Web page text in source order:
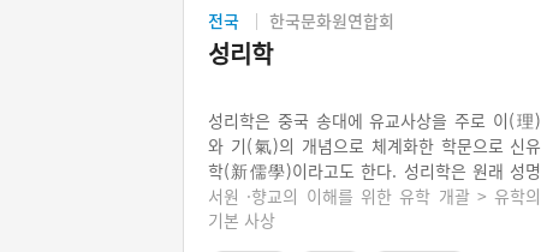
전국 한국문화원연합회
성리학
성리학은 중국 송대에 유교사상을 주로 이(理)
와 기(氣)의 개념으로 체계화한 학문으로 신유
학(新儒學)이라고도 한다. 성리학은 원래 성명
의리지학(性命義理之學)의 준말이다. 이기론은
모든 사물은 모두 리와 기로 되어있다고 보는 입
장으로, 사물의 물질적인 측면은 기에 결부시키
서원 ·향교의 이해를 위한 유학 개괄 > 유학의
기본 사상